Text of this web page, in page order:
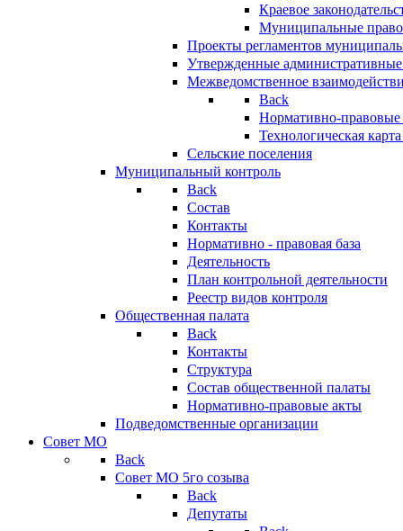
Краевое
Муниципальные
Проекты регламентов
Утвержденные
Межведомственное
Back
Нормативно-правовые
Технологическая
Сельские поселения
Муниципальный контроль
Back
Состав
Контакты
Нормативно - правовая база
Деятельность
План контрольной деятельности
Реестр видов контроля
Общественная палата
Back
Контакты
Структура
Состав общественной палаты
Нормативно-правовые акты
Подведомственные организации
Совет МО
Back
Совет МО 5го созыва
Back
Депутаты